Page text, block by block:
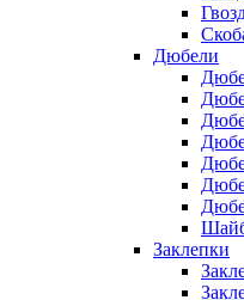
Дюбели
Заклепки